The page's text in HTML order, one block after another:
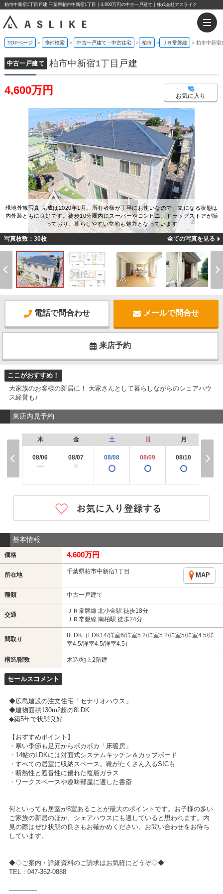
柏市中新宿1丁目戸建 千葉県柏市中新宿1丁目｜4,600万円の中古一戸建て｜株式会社アスライク
TOPページ 物件検索 中古一戸建て・中古住宅 柏市 ＪＲ常磐線 柏市中新宿
中古一戸建て 柏市中新宿1丁目戸建
4,600万円 お気に入り
現地外観写真 完成は2020年1月。所有者様が丁寧にお使いなので、気になる状態は
内外装ともに良好です。徒歩10分圏内にスーパーやコンビニ、ドラッグストアが揃
っており、暮らしやすい立地も魅力となっています
写真枚数：30枚 全ての写真を見る
電話で問合わせ メールで問合せ
来店予約
ここがおすすめ！
大家族のお客様の新居に！ 大家さんとして暮らしながらのシェアハウ
ス経営も♪
来店内見予約
木
08/06
ー
金
08/07
×
土
08/08
日
08/09
月
08/10
基本情報
価格 4,600万円
所在地 千葉県柏市中新宿1丁目
MAP
種類 中古一戸建て
交通
ＪＲ常磐線 北小金駅 徒歩18分
ＪＲ常磐線 南柏駅 徒歩24分
間取り
8LDK（LDK14/洋室6/洋室5.2/洋室5.2/洋室5/洋室4.5/洋
室4.5/洋室4.5/洋室4.5）
構造/階数 木造/地上2階建
セールスコメント
◆広島建設の注文住宅「セナリオハウス」
◆建物面積130m2超の8LDK
◆築5年で状態良好
【おすすめポイント】
・寒い季節も足元からポカポカ「床暖房」
・14帖のLDKには対面式システムキッチン＆カップボード
・すべての居室に収納スペース。靴がたくさん入るSICも
・断熱性と遮音性に優れた複層ガラス
・ワークスペースや趣味部屋に適した書斎
何といっても居室が8室あることが最大のポイントです。お子様の多い
ご家族の新居のほか、シェアハウスにも適していると思われます。内
見の際はぜひ状態の良さもお確かめください。お問い合わせをお待ち
しています。
◆◇ご案内・詳細資料のご請求はお気軽にどうぞ◇◆
TEL：047-362-0888
--------------